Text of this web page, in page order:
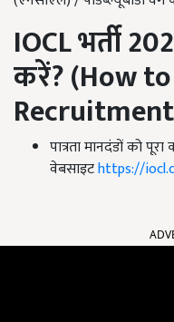
IOCLभर्ती
करें? (How
पात्रता मानदंडों को
वेबसाइटhttps://